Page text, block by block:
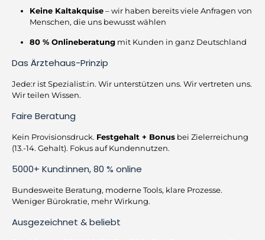
Keine Kaltakquise– wir haben bereits viele Anfragen von
Menschen, die uns bewusst wählen
80 % Onlineberatung mit Kunden in ganz Deutschland
Das Ärztehaus-Prinzip
Jede:r ist Spezialist:in. Wir unterstützen uns. Wir vertreten uns.
Wir teilen Wissen.
Faire Beratung
Kein Provisionsdruck. Festgehalt + Bonus bei Zielerreichung
(13.-14. Gehalt). Fokus auf Kundennutzen.
5000+ Kund:innen, 80 % online
Bundesweite Beratung, moderne Tools, klare Prozesse.
Weniger Bürokratie, mehr Wirkung.
Ausgezeichnet & beliebt